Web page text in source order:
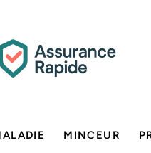
MINCEUR